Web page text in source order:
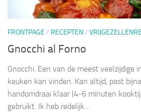
FRONTPAGE / RECEPTEN/
Gnocchi al Forno
Gnocchi. Een van de meest veelzijdige
keuken kan vinden. Kan altijd, past
handomdraai klaar (4-6 minuten
gebruikt. Ik heb redelijk...